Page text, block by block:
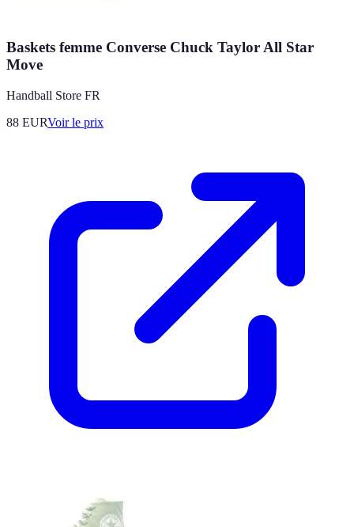
Baskets femme Converse Chuck Taylor All Star
Move
Handball Store FR
88 EURVoir le prix